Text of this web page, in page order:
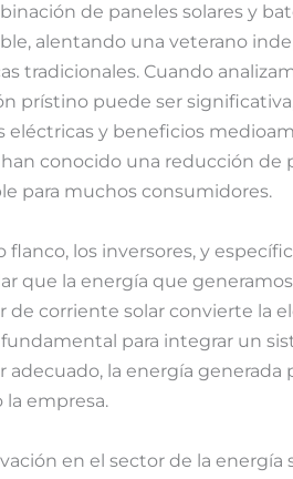
de paneles solares y
alentando una veterano
tradicionales. Cuando
prístino puede ser
eléctricas y beneficios
han conocido una reducción de
para muchos consumidores.
flanco, los inversores, y
que la energía que
de corriente solar convierte la
para integrar un
adecuado, la energía
la empresa.
en el sector de la energía